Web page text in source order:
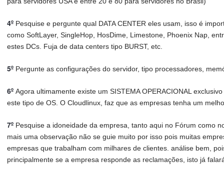
4º Pesquise e pergunte qual DATA CENTER eles usam, isso é
como SoftLayer, SingleHop, HosDime, Limestone, Phoenix Nap,
estes DCs. Fuja de data centers tipo BURST, etc.
5º Pergunte as configurações do servidor, tipo processadores,
6º Agora ultimamente existe um SISTEMA OPERACIONAL
este tipo de OS. O Cloudlinux, faz que as empresas tenha um
7º Pesquise a idoneidade da empresa, tanto aqui no Fórum como
mais uma observação não se guie muito por isso pois muitas
empresas que trabalham com milhares de clientes. análise bem,
principalmente se a empresa responde as reclamações, isto já